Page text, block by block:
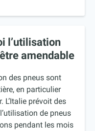
l’utilisation
amendable
des pneus sont
en particulier
L’Italie prévoit des
de pneus
pendant les mois